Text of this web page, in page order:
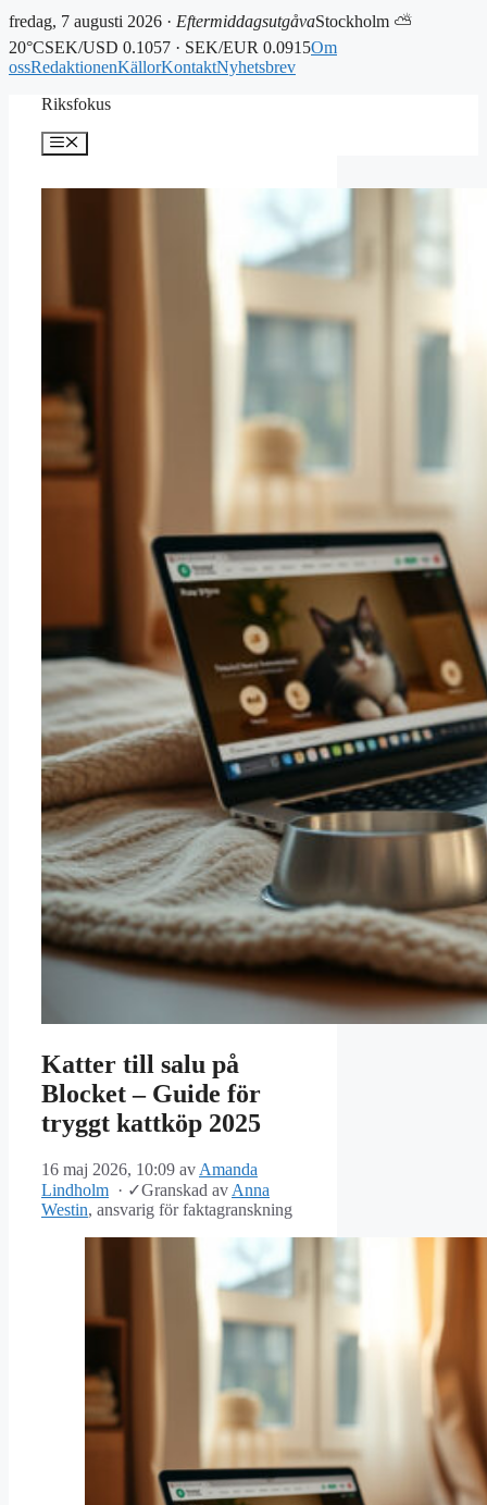
fredag, 7 augusti 2026 · EftermiddagsutgåvaStockholm ⛅
20°CSEK/USD 0.1057 · SEK/EUR 0.0915Om
ossRedaktionenKällorKontaktNyhetsbrev
Riksfokus
Meny
Katter till salu på
Blocket – Guide för
tryggt kattköp 2025
16 maj 2026, 10:09 av Amanda
Lindholm · ✓Granskad av Anna
Westin, ansvarig för faktagranskning